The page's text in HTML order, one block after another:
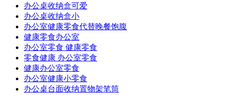
办公桌收纳盒可爱
办公桌收纳盒小
办公室健康零食代替晚餐饱腹
健康零食办公室
办公室零食 健康零食
零食健康 办公室零食
健康办公室零食
办公室健康小零食
办公桌台面收纳置物架笔筒